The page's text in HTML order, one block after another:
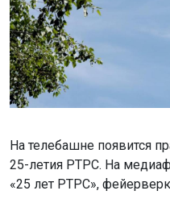
На телебашне появится
25-летия РТРС. На
«25 лет РТРС»,
радиоволны и
отобразит ключевые
РТРС была создана в
России. Сегодня сеть
страны, предоставляя